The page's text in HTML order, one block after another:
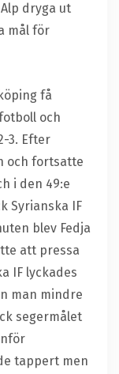
dryga ut
mål för
få
och
3. Efter
och fortsatte
i den 49:e
Syrianska IF
blev Fedja
att pressa
IF lyckades
man mindre
segermålet
tappert men